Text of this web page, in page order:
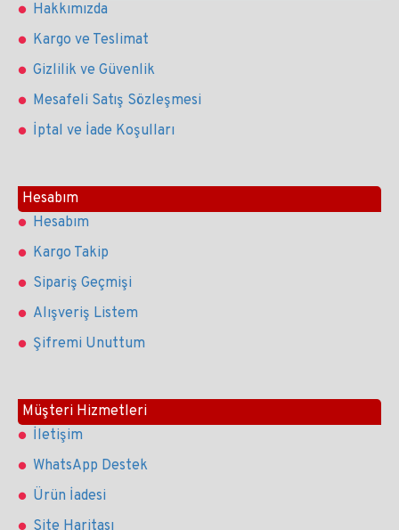
Hakkımızda
Kargo ve Teslimat
Gizlilik ve Güvenlik
Mesafeli Satış Sözleşmesi
İptal ve İade Koşulları
Hesabım
Hesabım
Kargo Takip
Sipariş Geçmişi
Alışveriş Listem
Şifremi Unuttum
Müşteri Hizmetleri
İletişim
WhatsApp Destek
Ürün İadesi
Site Haritası